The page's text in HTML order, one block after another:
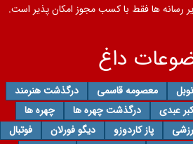
رسانه ها فقط با کسب مجوز امکان پذیر است.
داغ
معصومه قاسمی
درگذشت هنرمند
عبدی درگذشت چهره ها
چهره ها
پاز کاردوزو دیگو فورلان
فوتبال